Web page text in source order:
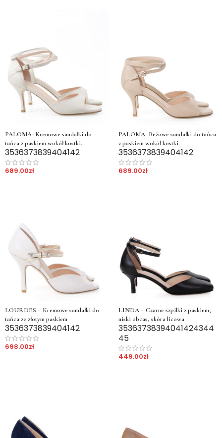
PALOMA- Kremowe sandałki do
tańca z paskiem wokół kostki.
3536373839404142
689.00zł
PALOMA- Beżowe sandałki do tańca
z paskiem wokół kostki.
3536373839404142
689.00zł
LOURDES – Kremowe sandałki do
tańca ze złotym paskiem
3536373839404142
698.00zł
LINDA – Czarne szpilki z paskiem,
niski obcas, skóra licowa
35363738394041424344
45
449.00zł